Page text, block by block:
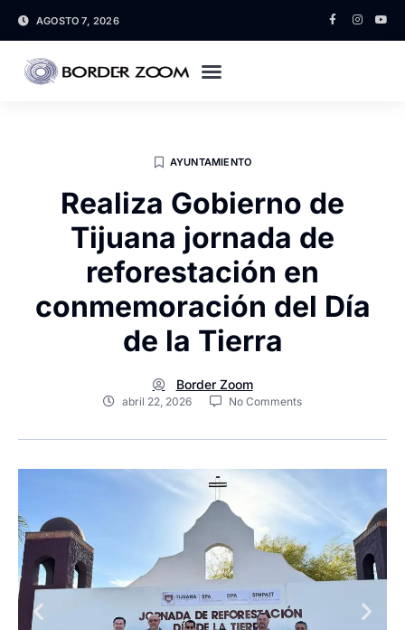
AGOSTO 7, 2026
AYUNTAMIENTO
Realiza Gobierno de
Tijuana jornada de
reforestación en
conmemoración del Día
de la Tierra
Border Zoom
abril 22, 2026 No Comments